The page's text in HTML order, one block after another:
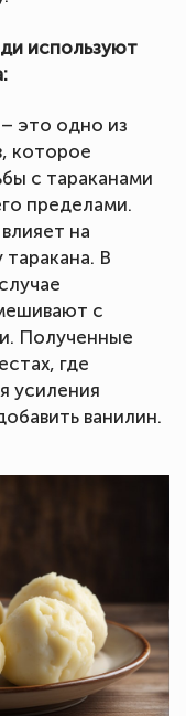
используют
это одно из
которое
с тараканами
пределами.
на
В
с
Полученные
где
усиления
ванилин.